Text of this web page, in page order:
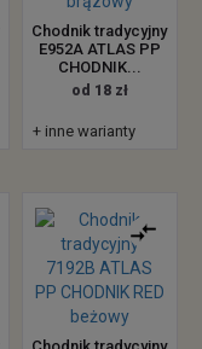
Chodnik tradycyjny
E952A ATLAS PP
CHODNIK...
od 18 zł
+ inne warianty